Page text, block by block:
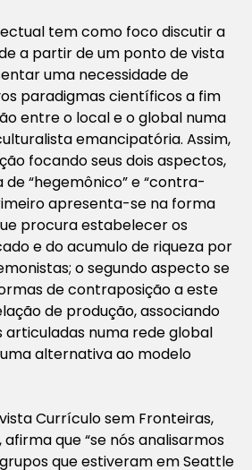
tem como foco discutir a
a partir de um ponto de vista
uma necessidade de
paradigmas científicos a fim
entre o local e o global numa
emancipatória. Assim,
focando seus dois aspectos,
de “hegemônico” e “contra-
apresenta-se na forma
procura estabelecer os
e do acumulo de riqueza por
o segundo aspecto se
de contraposição a este
de produção, associando
articuladas numa rede global
alternativa ao modelo
Currículo sem Fronteiras,
afirma que “se nós analisarmos
que estiveram em Seattle